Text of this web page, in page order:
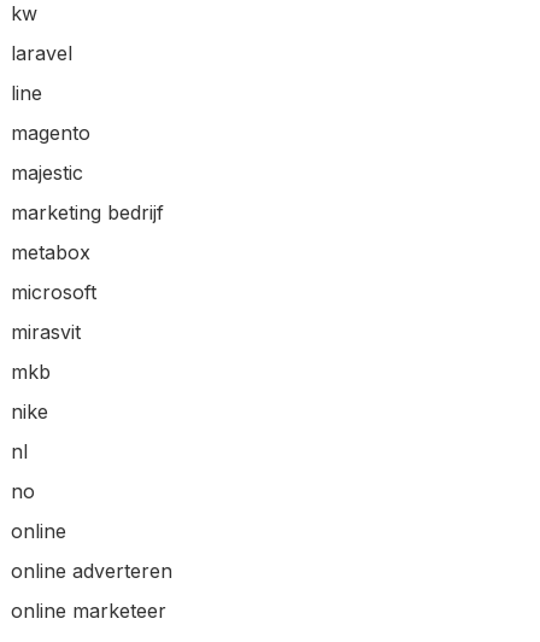
kw
laravel
line
magento
majestic
marketing bedrijf
metabox
microsoft
mirasvit
mkb
nike
nl
no
online
online adverteren
online marketeer